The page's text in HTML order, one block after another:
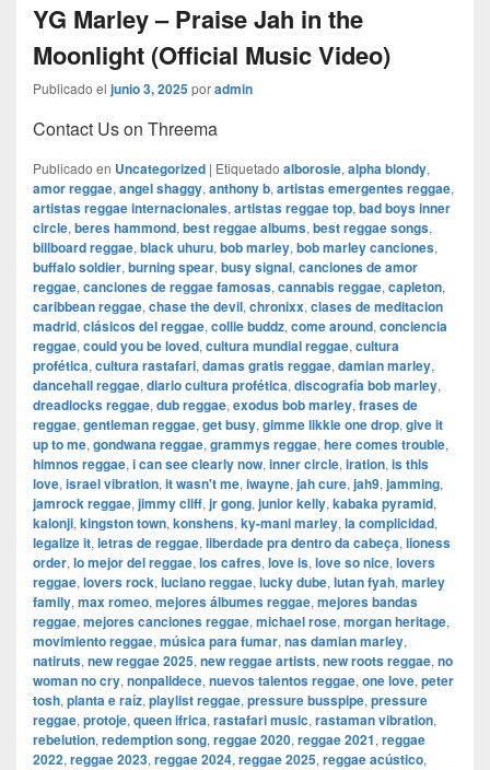
YG Marley – Praise Jah in the
Moonlight (Official Music Video)
Publicado el junio 3, 2025poradmin
Contact Us on Threema
Publicado en Uncategorized | Etiquetado alborosie, alpha blondy,
amor reggae, angel shaggy, anthony b, artistas emergentes reggae,
artistas reggae internacionales, artistas reggae top, bad boys inner
circle, beres hammond, best reggae albums, best reggae songs,
billboard reggae, black uhuru, bob marley, bob marley canciones,
buffalo soldier, burning spear, busy signal, canciones de amor
reggae, canciones de reggae famosas, cannabis reggae, capleton,
caribbean reggae, chase the devil, chronixx, clases de meditacion
madrid, clásicos del reggae, collie buddz, come around, conciencia
reggae, could you be loved, cultura mundial reggae, cultura
profética, cultura rastafari, damas gratis reggae, damian marley,
dancehall reggae, diario cultura profética, discografía bob marley,
dreadlocks reggae, dub reggae, exodus bob marley, frases de
reggae, gentleman reggae, get busy, gimme likkle one drop, give it
up to me, gondwana reggae, grammys reggae, here comes trouble,
himnos reggae, i can see clearly now, inner circle, iration, is this
love, israel vibration, it wasn't me, iwayne, jah cure, jah9, jamming,
jamrock reggae, jimmy cliff, jr gong, junior kelly, kabaka pyramid,
kalonji, kingston town, konshens, ky-mani marley, la complicidad,
legalize it, letras de reggae, liberdade pra dentro da cabeça, lioness
order, lo mejor del reggae, los cafres, love is, love so nice, lovers
reggae, lovers rock, luciano reggae, lucky dube, lutan fyah, marley
family, max romeo, mejores álbumes reggae, mejores bandas
reggae, mejores canciones reggae, michael rose, morgan heritage,
movimiento reggae, música para fumar, nas damian marley,
natiruts, new reggae 2025, new reggae artists, new roots reggae, no
woman no cry, nonpalidece, nuevos talentos reggae, one love, peter
tosh, planta e raíz, playlist reggae, pressure busspipe, pressure
reggae, protoje, queen ifrica, rastafari music, rastaman vibration,
rebelution, redemption song, reggae 2020, reggae 2021, reggae
2022, reggae 2023, reggae 2024, reggae 2025, reggae acústico,